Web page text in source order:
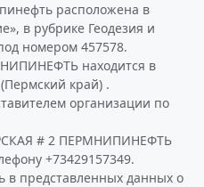
расположена в
в рубрике Геодезия и
номером 457578.
находится в
край) .
организации по
# 2 ПЕРМНИПИНЕФТЬ
+73429157349.
в представленных данных о